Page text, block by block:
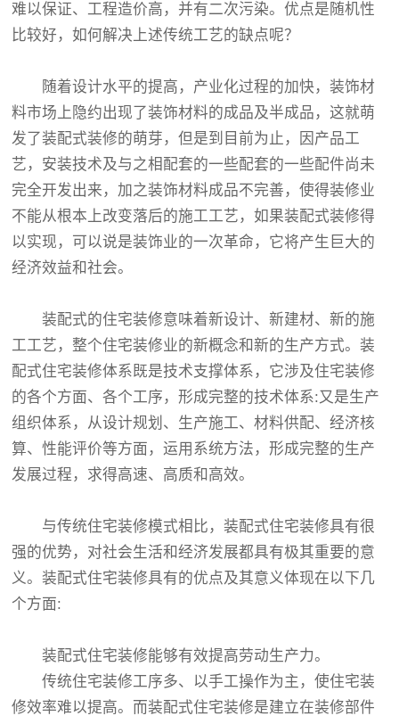
难以保证、工程造价高，并有二次污染。优点是随机性
比较好，如何解决上述传统工艺的缺点呢？
随着设计水平的提高，产业化过程的加快，装饰材
料市场上隐约出现了装饰材料的成品及半成品，这就萌
发了装配式装修的萌芽，但是到目前为止，因产品工
艺，安装技术及与之相配套的一些配套的一些配件尚未
完全开发出来，加之装饰材料成品不完善，使得装修业
不能从根本上改变落后的施工工艺，如果装配式装修得
以实现，可以说是装饰业的一次革命，它将产生巨大的
经济效益和社会。
装配式的住宅装修意味着新设计、新建材、新的施
工工艺，整个住宅装修业的新概念和新的生产方式。装
配式住宅装修体系既是技术支撑体系，它涉及住宅装修
的各个方面、各个工序，形成完整的技术体系:又是生产
组织体系，从设计规划、生产施工、材料供配、经济核
算、性能评价等方面，运用系统方法，形成完整的生产
发展过程，求得高速、高质和高效。
与传统住宅装修模式相比，装配式住宅装修具有很
强的优势，对社会生活和经济发展都具有极其重要的意
义。装配式住宅装修具有的优点及其意义体现在以下几
个方面:
装配式住宅装修能够有效提高劳动生产力。
传统住宅装修工序多、以手工操作为主，使住宅装
修效率难以提高。而装配式住宅装修是建立在装修部件